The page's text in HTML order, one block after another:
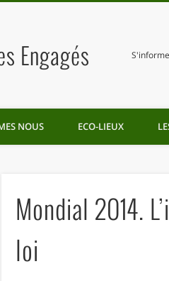
Engagés
NOUS ECO-LIEUX
Mondial 2014.
loi